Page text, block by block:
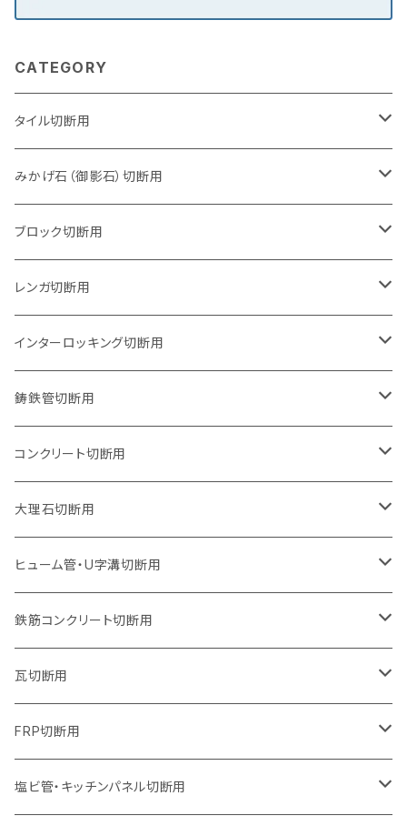
CATEGORY
タイル切断用
105mm（4インチ）
125mm（5インチ）
グラインダー取付用
石井超硬電動切断機 取付用
みかげ石（御影石）切断用
105mm（4インチ）
セグメントタイプ
セグメントタイプ（ビス穴付き
125mm（5インチ）
セグメントタイプ
セグメントタイプ（ビス穴付き
150mm（6インチ）
セグメントタイプ
180mm（7インチ）
セグメントタイプ
205mm（8インチ）
セグメントタイプ
230mm（9インチ）
セグメントタイプ
305mm（12インチ）
セグメント
セグメント（特殊凸凹加工チップ）
355mm（14インチ）
セグメント
セグメント（特殊凸凹加工チップ）
405mm（16インチ）
セグメントタイプ
ブロック切断用
105mm（4インチ）
セグメントタイプ
ウェーブタイプ
125mm（5インチ）
セグメントタイプ
ウェーブタイプ
150mm（6インチ）
セグメントタイプ
ウェーブタイプ
180mm（7インチ）
セグメントタイプ
ウェーブタイプ
205mm（8インチ）
セグメントタイプ
ウェーブタイプ
230mm（9インチ）
セグメントタイプ
ウェーブタイプ
255mm（10インチ）
セグメントタイプ
305mm（12インチ）
セグメント
セグメント（特殊凸凹加工チップ）
355mm（14インチ）
セグメント
レンガ切断用
105mm（4インチ）
セグメントタイプ
ウェーブタイプ
125mm（5インチ）
セグメントタイプ
ウェーブタイプ
150mm（6インチ）
セグメントタイプ
ウェーブタイプ
180mm（7インチ）
セグメントタイプ
ウェーブタイプ
205mm（8インチ）
セグメントタイプ
ウェーブタイプ
230mm（9インチ）
セグメントタイプ
ウェーブタイプ
255mm（10インチ）
セグメントタイプ
305mm（12インチ）
セグメント
355mm（14インチ）
インターロッキング切断用
105mm（4インチ）
セグメントタイプ
セグメントタイプ（ビス穴付き
125mm（5インチ）
セグメントタイプ
セグメントタイプ（ビス穴付き
150mm（6インチ）
セグメントタイプ
180mm（7インチ）
セグメントタイプ
205mm（8インチ）
セグメントタイプ
230mm（9インチ）
セグメントタイプ
255mm（10インチ）
セグメントタイプ（一般道路カッター用
305mm（12インチ）
鋳鉄管切断用
105mm（4インチ）
セグメントタイプ
セグメントタイプ（ビス穴付き
125mm（5インチ）
セグメントタイプ
セグメントタイプ（ビス穴付き
150mm（6インチ）
セグメントタイプ
180mm（7インチ）
セグメントタイプ
205mm（8インチ）
セグメントタイプ
230mm（9インチ）
セグメントタイプ
305mm（12インチ）
コンクリート切断用
105mm（4インチ）
セグメントタイプ
ウェーブタイプ
125mm（5インチ）
セグメントタイプ
ウェーブタイプ
150mm（6インチ）
セグメントタイプ
ウェーブタイプ
180mm（7インチ）
セグメントタイプ
ウェーブタイプ
205mm（8インチ）
セグメントタイプ
230mm（9インチ）
大理石切断用
125mm（5インチ）
ヒューム管・U字溝切断用
105mm（4インチ）
セグメントタイプ
125mm（5インチ）
セグメントタイプ
150mm（6インチ）
セグメントタイプ
180mm（7インチ）
鉄筋コンクリート切断用
305mm（12インチ）
セグメントタイプ
355mm（14インチ）
セグメントタイプ
405mm（16インチ）
瓦切断用
105mm（4インチ）
FRP切断用
125ｍｍ（5インチ）
塩ビ管・キッチンパネル切断用